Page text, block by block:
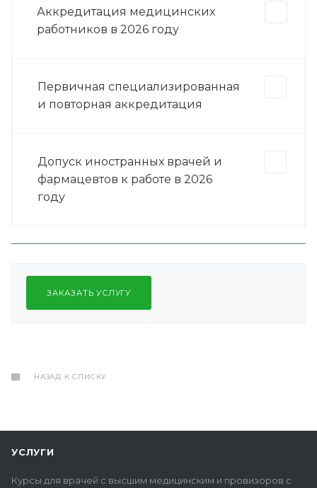
Аккредитация медицинских
работников в 2026 году
Первичная специализированная
и повторная аккредитация
Допуск иностранных врачей и
фармацевтов к работе в 2026
году
ЗАКАЗАТЬ УСЛУГУ
НАЗАД К СПИСКУ
УСЛУГИ
Курсы для врачей с высшим медицинским и провизоров с